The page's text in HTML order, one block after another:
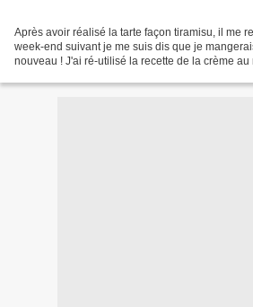
Après avoir réalisé la tarte façon tiramisu, il me
week-end suivant je me suis dis que je
nouveau ! J'ai ré-utilisé la recette de la crème au